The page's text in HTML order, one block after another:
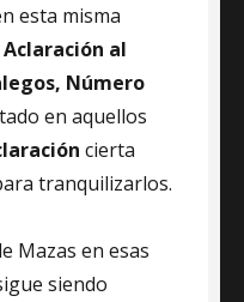
esta misma
Aclaración al
Número
en aquellos
cierta
tranquilizarlos.
Mazas en esas
siendo